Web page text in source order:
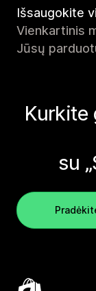
Išsaugokite
Vienkartinis
Jūsų
Kurkite
su